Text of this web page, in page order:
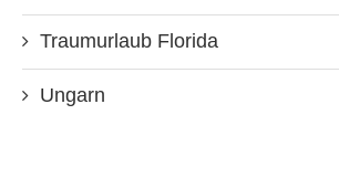
Traumurlaub Florida
Ungarn